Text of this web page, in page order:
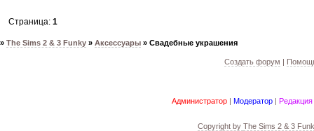
Страница:1
» The Sims 2 & 3 Funky » Аксессуары » Свадебные украшения
Создать форум |
Администратор | Модератор | Редакция
Copyright by The Sims 2 & 3